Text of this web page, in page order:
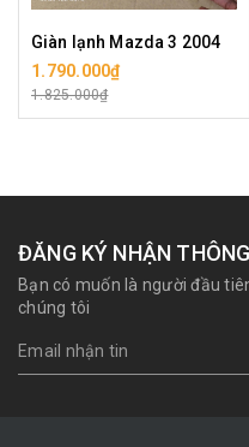
Giàn lạnh Mazda 3 2004
1.790.000₫
1.825.000₫
ĐĂNG KÝ NHẬN
Bạn có muốn là người đầu
chúng tôi